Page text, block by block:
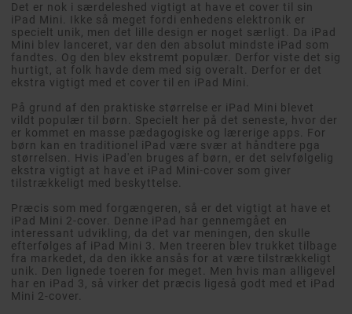
Det er nok i særdeleshed vigtigt at have et cover til sin
iPad Mini. Ikke så meget fordi enhedens elektronik er
specielt unik, men det lille design er noget særligt. Da iPad
Mini blev lanceret, var den den absolut mindste iPad som
fandtes. Og den blev ekstremt populær. Derfor viste det sig
hurtigt, at folk havde dem med sig overalt. Derfor er det
ekstra vigtigt med et cover til en iPad Mini.
På grund af den praktiske størrelse er iPad Mini blevet
vildt populær til børn. Specielt her på det seneste, hvor der
er kommet en masse pædagogiske og lærerige apps. For
børn kan en traditionel iPad være svær at håndtere pga
størrelsen. Hvis iPad'en bruges af børn, er det selvfølgelig
ekstra vigtigt at have et iPad Mini-cover som giver
tilstrækkeligt med beskyttelse.
Præcis som med forgængeren, så er det vigtigt at have et
iPad Mini 2-cover. Denne iPad har gennemgået en
interessant udvikling, da det var meningen, den skulle
efterfølges af iPad Mini 3. Men treeren blev trukket tilbage
fra markedet, da den ikke ansås for at være tilstrækkeligt
unik. Den lignede toeren for meget. Men hvis man alligevel
har en iPad 3, så virker det præcis ligeså godt med et iPad
Mini 2-cover.